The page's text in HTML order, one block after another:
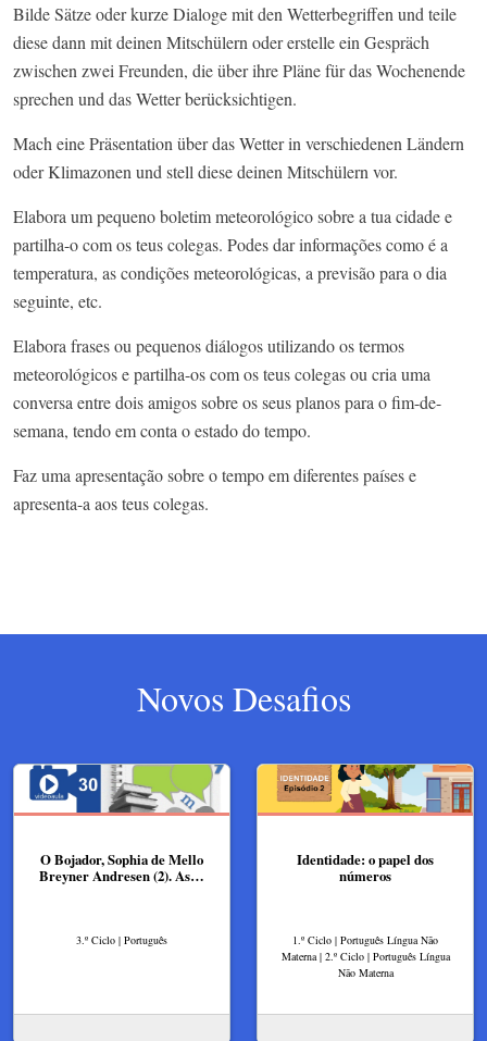
Bilde Sätze oder kurze Dialoge mit den Wetterbegriffen und teile
diese dann mit deinen Mitschülern oder erstelle ein Gespräch
zwischen zwei Freunden, die über ihre Pläne für das Wochenende
sprechen und das Wetter berücksichtigen.
Mach eine Präsentation über das Wetter in verschiedenen Ländern
oder Klimazonen und stell diese deinen Mitschülern vor.
Elabora um pequeno boletim meteorológico sobre a tua cidade e
partilha-o com os teus colegas. Podes dar informações como é a
temperatura, as condições meteorológicas, a previsão para o dia
seguinte, etc.
Elabora frases ou pequenos diálogos utilizando os termos
meteorológicos e partilha-os com os teus colegas ou cria uma
conversa entre dois amigos sobre os seus planos para o fim-de-
semana, tendo em conta o estado do tempo.
Faz uma apresentação sobre o tempo em diferentes países e
apresenta-a aos teus colegas.
Novos Desafios
O Bojador, Sophia de Mello
Breyner Andresen (2). As…
3.º Ciclo | Português
Identidade: o papel dos
números
1.º Ciclo | Português Língua Não
Materna | 2.º Ciclo | Português Língua
Não Materna